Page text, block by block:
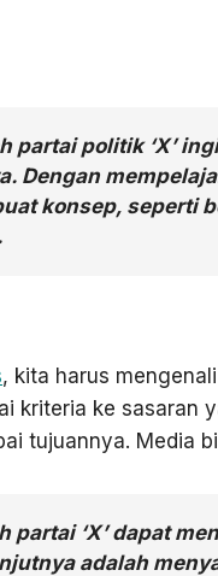
partai politik ‘X’
Dengan
konsep, seperti
, kita harus
kriteria ke
tujuannya. Media
partai ‘X’ dapat
adalah